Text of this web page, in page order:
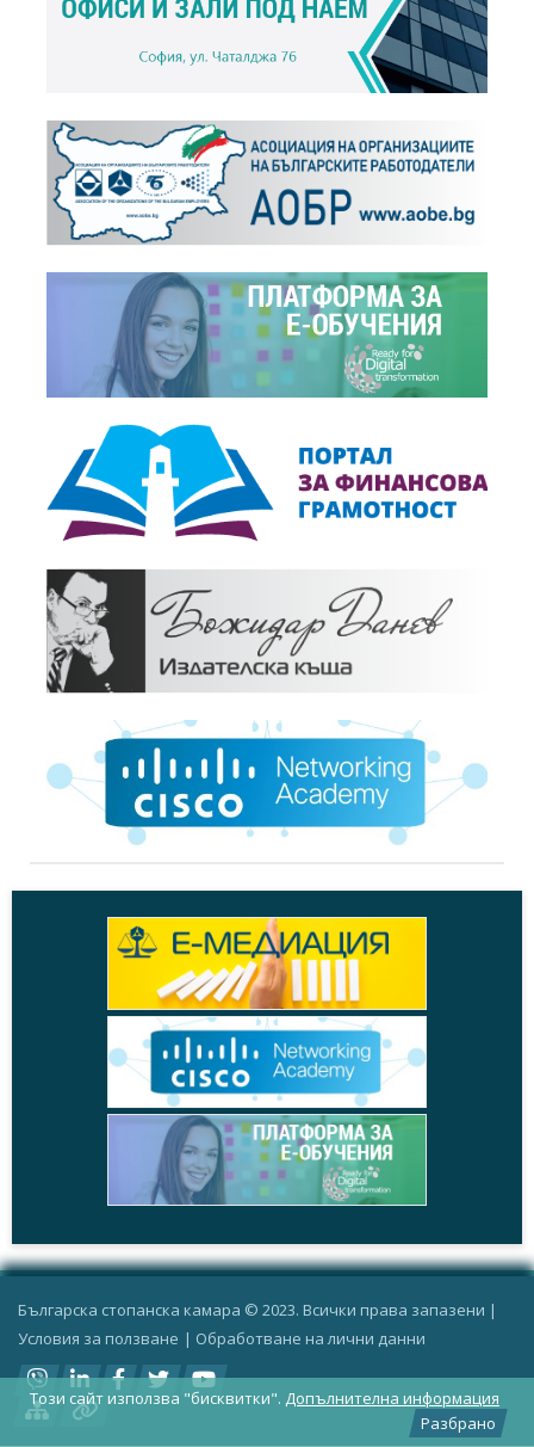
+
Българска стопанска камара © 2023. Всички права запазени |
Условия за ползване | Oбработване на лични данни
Този сайт използва "бисквитки". Допълнителна информация
Разбрано